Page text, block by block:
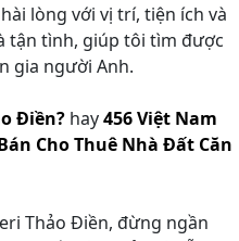
lòng với vị trí, tiện ích và
tận tình, giúp tôi tìm được
gia người Anh.
Điền? hay456 Việt Nam
Cho Thuê Nhà Đất Căn
Thảo Điền, đừng ngần